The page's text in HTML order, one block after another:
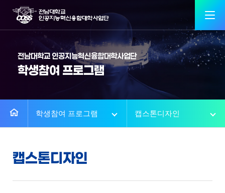
전남대학교 인공지능혁신융합대학사업단
학생참여 프로그램
학생참여 프로그램 캡스톤디자인
캡스톤디자인